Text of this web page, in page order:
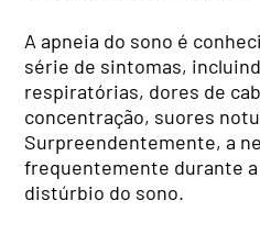
A apneia do sono é
série de sintomas,
respiratórias, dores de
concentração, suores
Surpreendentemente, a
frequentemente durante
distúrbio do sono.